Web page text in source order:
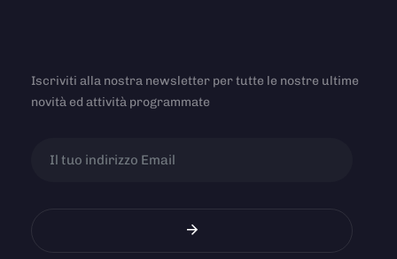
Iscriviti alla nostra newsletter per tutte le nostre ultime
novità ed attività programmate